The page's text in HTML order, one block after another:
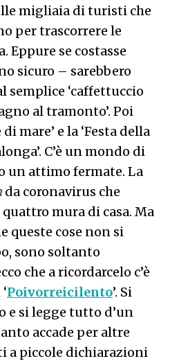
migliaia di turisti che
per trascorrere le
Eppure se costasse
sicuro – sarebbero
semplice ‘caffettuccio
al tramonto’. Poi
mare’ e la ‘Festa della
C’è un mondo di
un attimo fermate. La
da coronavirus che
mura di casa. Ma
queste cose non si
sono soltanto
che a ricordarcelo c’è
Poivorreicilento’. Si
e si legge tutto d’un
accade per altre
a piccole dichiarazioni